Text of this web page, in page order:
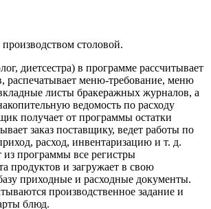
столовой.
диетсестра) в программе рассчитывает
распечатывает меню-требование, меню
листы бракеражных журналов, а
ведомость по расходу
получает от программы остатки
заказ поставщику, ведет работы по
расход, инвентаризацию и т. д.
из программы все регистры
продуктов и загружает в свою
приходные и расходные документы.
производственное задание и
блюд.